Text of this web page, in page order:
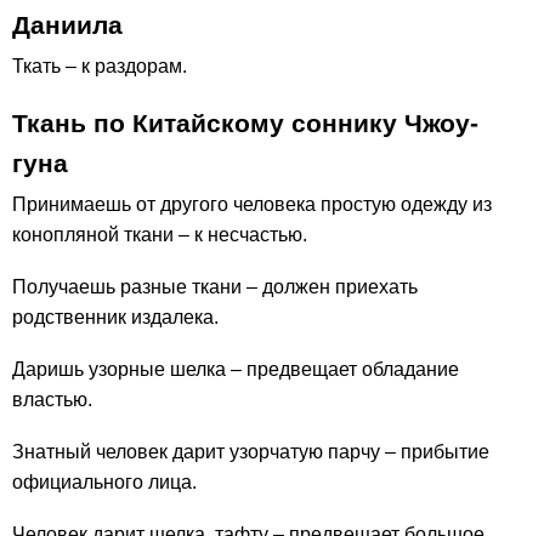
Даниила
Ткать – к раздорам.
Ткань по Китайскому соннику Чжоу-
гуна
Принимаешь от другого человека простую одежду из
конопляной ткани – к несчастью.
Получаешь разные ткани – должен приехать
родственник издалека.
Даришь узорные шелка – предвещает обладание
властью.
Знатный человек дарит узорчатую парчу – прибытие
официального лица.